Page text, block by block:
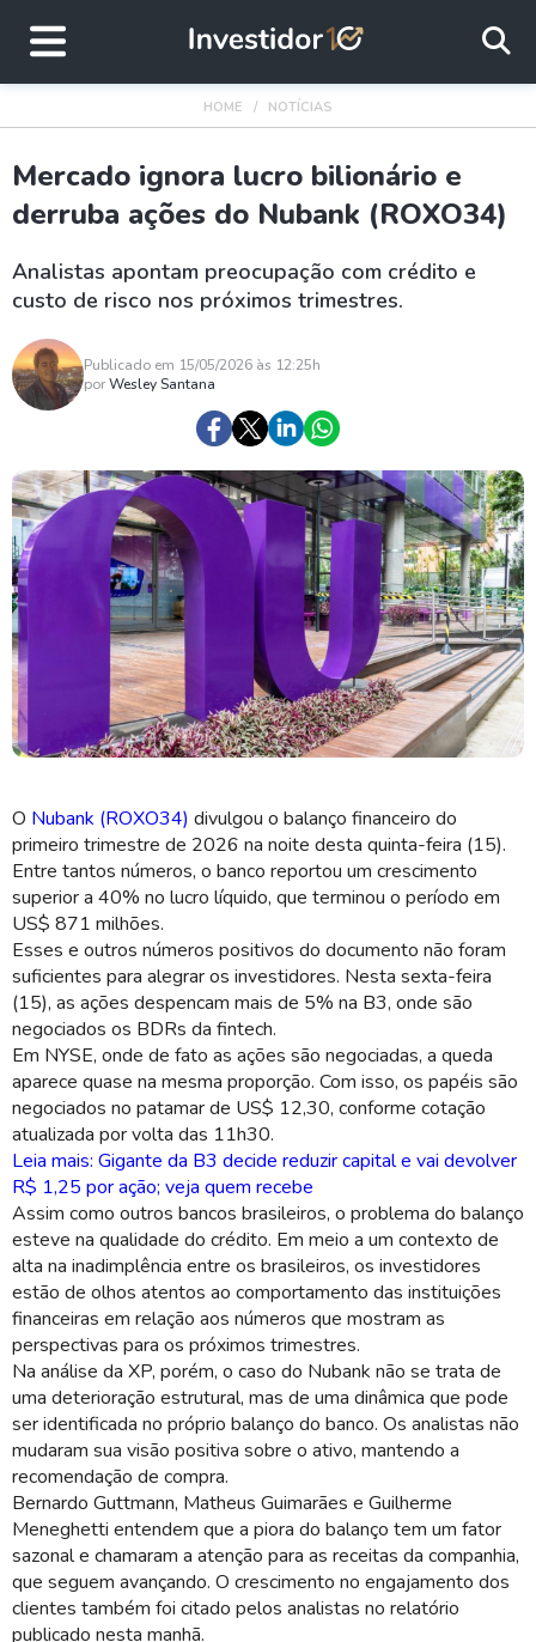
HOME NOTÍCIAS
Mercado ignora lucro bilionário e
derruba ações do Nubank (ROXO34)
Analistas apontam preocupação com crédito e
custo de risco nos próximos trimestres.
Publicado em 15/05/2026 às 12:25h
porWesley Santana
O Nubank (ROXO34) divulgou o balanço financeiro do
primeiro trimestre de 2026 na noite desta quinta-feira (15).
Entre tantos números, o banco reportou um crescimento
superior a 40% no lucro líquido, que terminou o período em
US$ 871 milhões.
Esses e outros números positivos do documento não foram
suficientes para alegrar os investidores. Nesta sexta-feira
(15), as ações despencam mais de 5% na B3, onde são
negociados os BDRs da fintech.
Em NYSE, onde de fato as ações são negociadas, a queda
aparece quase na mesma proporção. Com isso, os papéis são
negociados no patamar de US$ 12,30, conforme cotação
atualizada por volta das 11h30.
Leia mais: Gigante da B3 decide reduzir capital e vai devolver
R$ 1,25 por ação; veja quem recebe
Assim como outros bancos brasileiros, o problema do balanço
esteve na qualidade do crédito. Em meio a um contexto de
alta na inadimplência entre os brasileiros, os investidores
estão de olhos atentos ao comportamento das instituições
financeiras em relação aos números que mostram as
perspectivas para os próximos trimestres.
Na análise da XP, porém, o caso do Nubank não se trata de
uma deterioração estrutural, mas de uma dinâmica que pode
ser identificada no próprio balanço do banco. Os analistas não
mudaram sua visão positiva sobre o ativo, mantendo a
recomendação de compra.
Bernardo Guttmann, Matheus Guimarães e Guilherme
Meneghetti entendem que a piora do balanço tem um fator
sazonal e chamaram a atenção para as receitas da companhia,
que seguem avançando. O crescimento no engajamento dos
clientes também foi citado pelos analistas no relatório
publicado nesta manhã.